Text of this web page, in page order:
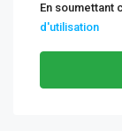
En soumettant
d'utilisation